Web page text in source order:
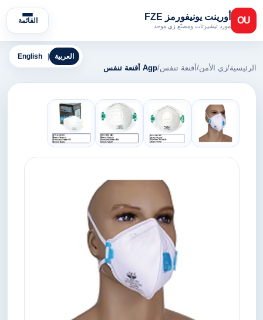
OU أورينت يونيفورمز FZE
مورد تيشيرتات ومصنّع زي موحد
القائمة
English العربية
الرئيسية/زي الأمن/أقنعة تنفس/Agp أقنعة تنفس